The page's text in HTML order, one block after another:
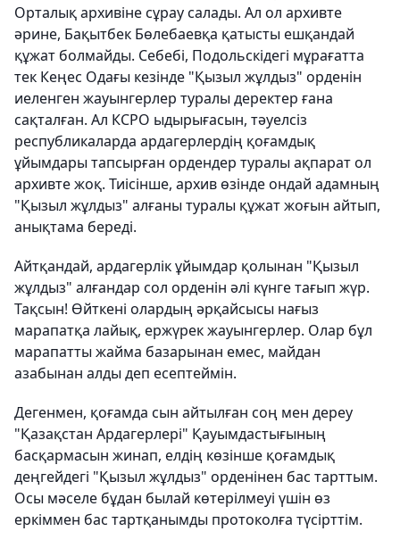
Орталық архивіне сұрау салады. Ал ол архивте
әрине, Бақытбек Бөлебаевқа қатысты ешқандай
құжат болмайды. Себебі, Подольскідегі мұрағатта
тек Кеңес Одағы кезінде "Қызыл жұлдыз" орденін
иеленген жауынгерлер туралы деректер ғана
сақталған. Ал КСРО ыдырығасын, тәуелсіз
республикаларда ардагерлердің қоғамдық
ұйымдары тапсырған ордендер туралы ақпарат ол
архивте жоқ. Тиісінше, архив өзінде ондай адамның
"Қызыл жұлдыз" алғаны туралы құжат жоғын айтып,
анықтама береді.
Айтқандай, ардагерлік ұйымдар қолынан "Қызыл
жұлдыз" алғандар сол орденін әлі күнге тағып жүр.
Тақсын! Өйткені олардың әрқайсысы нағыз
марапатқа лайық, ержүрек жауынгерлер. Олар бұл
марапатты жайма базарынан емес, майдан
азабынан алды деп есептеймін.
Дегенмен, қоғамда сын айтылған соң мен дереу
"Қазақстан Ардагерлері" Қауымдастығының
басқармасын жинап, елдің көзінше қоғамдық
деңгейдегі "Қызыл жұлдыз" орденінен бас тарттым.
Осы мәселе бұдан былай көтерілмеуі үшін өз
еркіммен бас тартқанымды протоколға түсірттім.